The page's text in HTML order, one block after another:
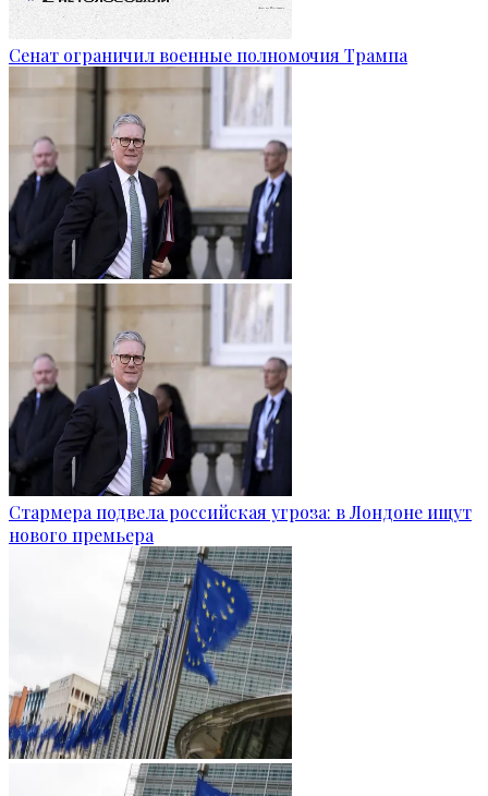
Сенат ограничил военные полномочия Трампа
Стармера подвела российская угроза: в Лондоне ищут
нового премьера